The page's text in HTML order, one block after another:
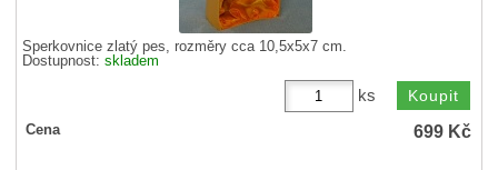
Šperkovnice zlatý pes, rozměry cca 10,5x5x7 cm.
Dostupnost:skladem
ks
Cena 699 Kč